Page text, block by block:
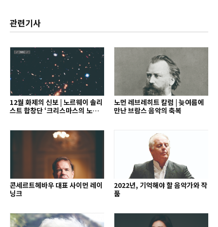
관련기사
12월 화제의 신보 | 노르웨이 솔리
스트 합창단 ‘크리스마스의 노래’
노먼 레브레히트 칼럼 | 늦여름에
만난 브람스 음악의 축복
콘세르트헤바우 대표 사이먼 레이
닝크
2022년, 기억해야 할 음악가와 작
품